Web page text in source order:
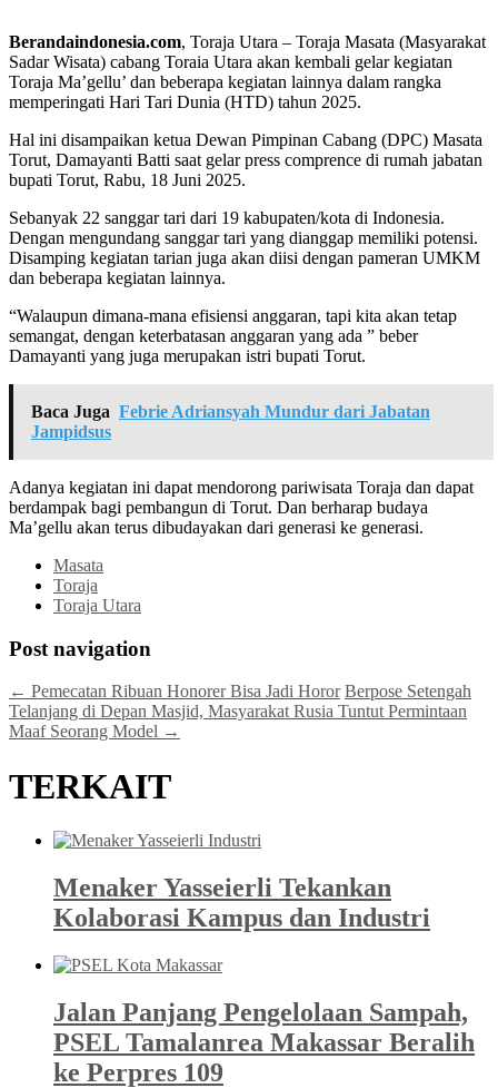
Berandaindonesia.com, Toraja Utara – Toraja Masata (Masyarakat
Sadar Wisata) cabang Toraia Utara akan kembali gelar kegiatan
Toraja Ma’gellu’ dan beberapa kegiatan lainnya dalam rangka
memperingati Hari Tari Dunia (HTD) tahun 2025.
Hal ini disampaikan ketua Dewan Pimpinan Cabang (DPC) Masata
Torut, Damayanti Batti saat gelar press comprence di rumah jabatan
bupati Torut, Rabu, 18 Juni 2025.
Sebanyak 22 sanggar tari dari 19 kabupaten/kota di Indonesia.
Dengan mengundang sanggar tari yang dianggap memiliki potensi.
Disamping kegiatan tarian juga akan diisi dengan pameran UMKM
dan beberapa kegiatan lainnya.
“Walaupun dimana-mana efisiensi anggaran, tapi kita akan tetap
semangat, dengan keterbatasan anggaran yang ada ” beber
Damayanti yang juga merupakan istri bupati Torut.
Baca Juga Febrie Adriansyah Mundur dari Jabatan
Jampidsus
Adanya kegiatan ini dapat mendorong pariwisata Toraja dan dapat
berdampak bagi pembangun di Torut. Dan berharap budaya
Ma’gellu akan terus dibudayakan dari generasi ke generasi.
Masata
Toraja
Toraja Utara
Post navigation
← Pemecatan Ribuan Honorer Bisa Jadi Horor Berpose Setengah
Telanjang di Depan Masjid, Masyarakat Rusia Tuntut Permintaan
Maaf Seorang Model →
TERKAIT
Menaker Yasseierli Tekankan
Kolaborasi Kampus dan Industri
Jalan Panjang Pengelolaan Sampah,
PSEL Tamalanrea Makassar Beralih
ke Perpres 109